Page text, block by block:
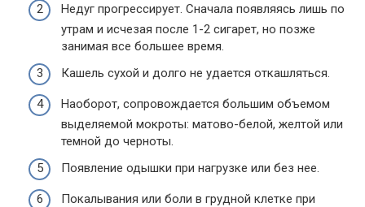
Недуг прогрессирует. Сначала появляясь лишь по
утрам и исчезая после 1-2 сигарет, но позже
занимая все большее время.
Кашель сухой и долго не удается откашляться.
Наоборот, сопровождается большим объемом
выделяемой мокроты: матово-белой, желтой или
темной до черноты.
Появление одышки при нагрузке или без нее.
Покалывания или боли в грудной клетке при